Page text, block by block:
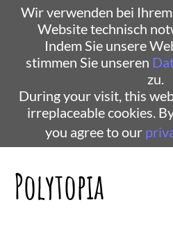
Wir verwenden bei
Website technisch
Indem Sie unsere
stimmen Sie unseren
zu.
During your visit, this
irreplaceable cookies.
you agree to our
Polytopia